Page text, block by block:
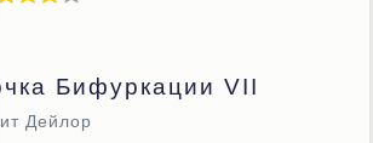
Бифуркации VII
Дейлор